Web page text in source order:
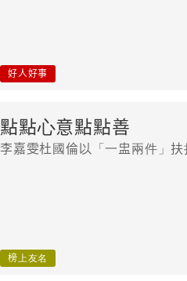
好人好事
點點心意點點善
李嘉雯杜國倫以「一盅兩件」
榜上友名